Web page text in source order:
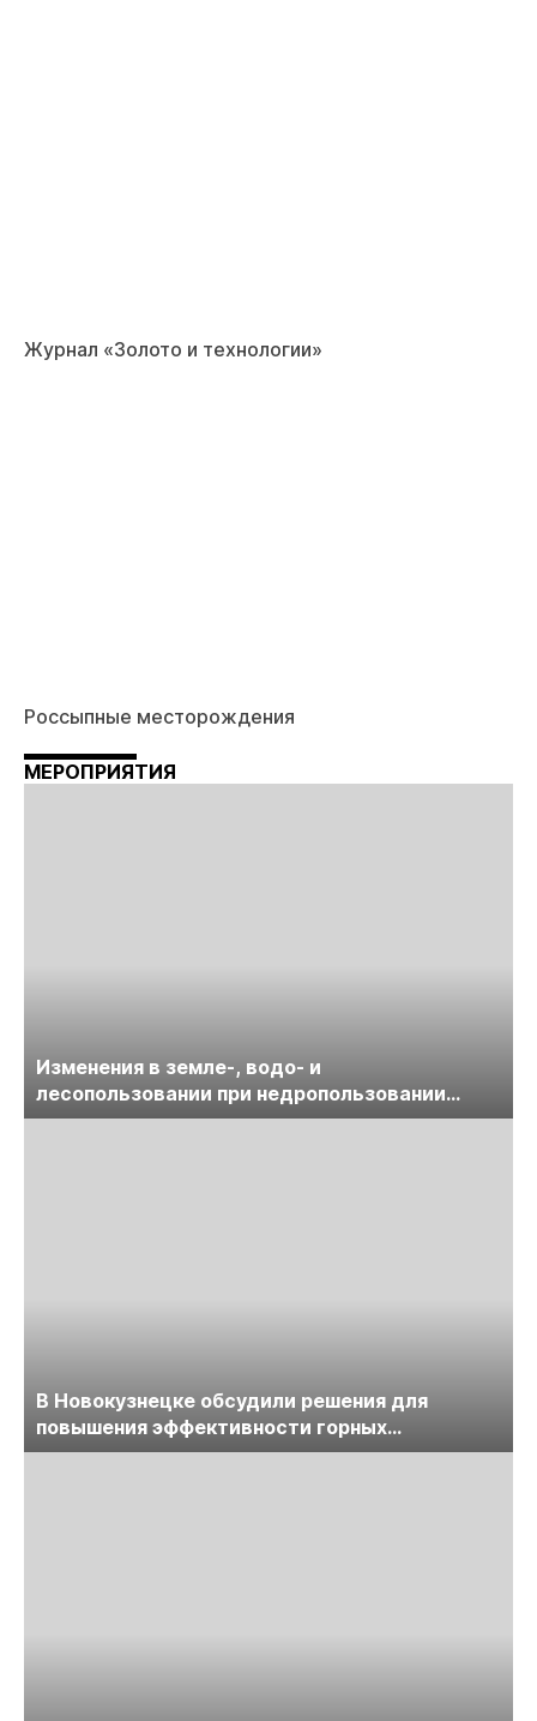
Журнал «Золото и технологии»
Россыпные месторождения
МЕРОПРИЯТИЯ
Изменения в земле-, водо- и
лесопользовании при недропользовании
обсудят на семинаре «ПравоТЭК»
В Новокузнецке обсудили решения для
повышения эффективности горных
предприятий